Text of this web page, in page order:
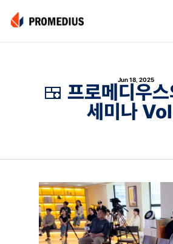
PROS® CXR: OSTEO
Myo Signal
Jun 18, 2025
🍱 프로메디우스
세미나